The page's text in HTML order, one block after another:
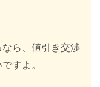
ら、値引き交渉
すよ。